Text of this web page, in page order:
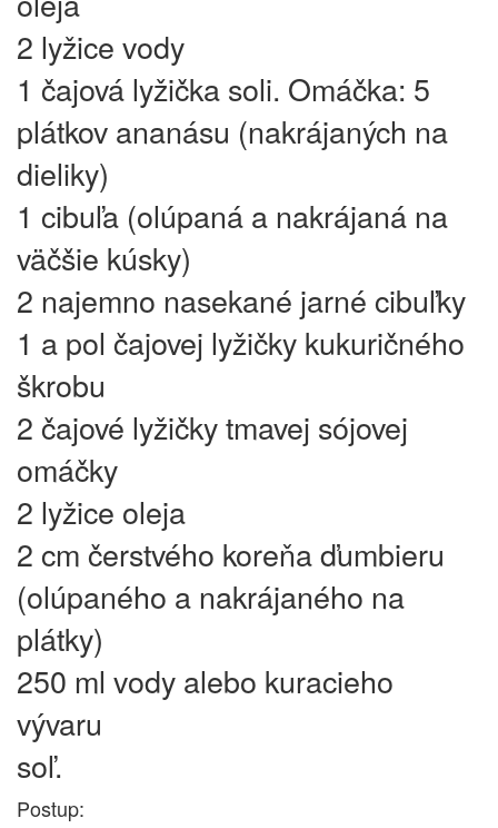
2 lyžice vody
1 čajová lyžička soli. Omáčka: 5
plátkov ananásu (nakrájaných na
dieliky)
1 cibuľa (olúpaná a nakrájaná na
väčšie kúsky)
2 najemno nasekané jarné cibuľky
1 a pol čajovej lyžičky kukuričného
škrobu
2 čajové lyžičky tmavej sójovej
omáčky
2 lyžice oleja
2 cm čerstvého koreňa ďumbieru
(olúpaného a nakrájaného na
plátky)
250 ml vody alebo kuracieho
vývaru
soľ.
Postup: